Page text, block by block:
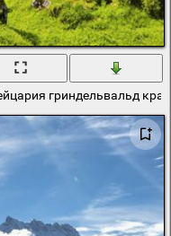
Лозаннагриндельвальд